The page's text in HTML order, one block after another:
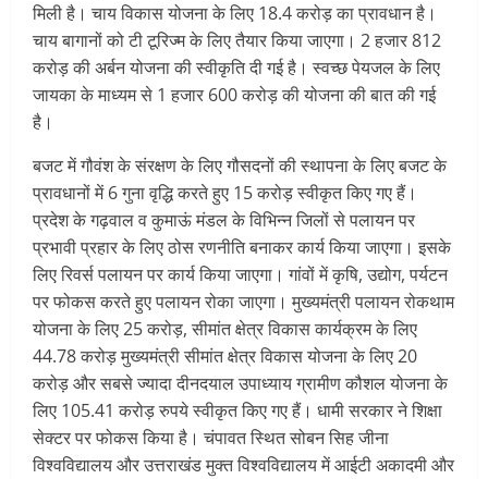
मिली है। चाय विकास योजना के लिए 18.4 करोड़ का प्रावधान है।
चाय बागानों को टी टूरिज्म के लिए तैयार किया जाएगा। 2 हजार 812
करोड़ की अर्बन योजना की स्वीकृति दी गई है। स्वच्छ पेयजल के लिए
जायका के माध्यम से 1 हजार 600 करोड़ की योजना की बात की गई
है।
बजट में गौवंश के संरक्षण के लिए गौसदनों की स्थापना के लिए बजट के
प्रावधानों में 6 गुना वृद्धि करते हुए 15 करोड़ स्वीकृत किए गए हैं।
प्रदेश के गढ़वाल व कुमाऊं मंडल के विभिन्न जिलों से पलायन पर
प्रभावी प्रहार के लिए ठोस रणनीति बनाकर कार्य किया जाएगा। इसके
लिए रिवर्स पलायन पर कार्य किया जाएगा। गांवों में कृषि, उद्योग, पर्यटन
पर फोकस करते हुए पलायन रोका जाएगा। मुख्यमंत्री पलायन रोकथाम
योजना के लिए 25 करोड़, सीमांत क्षेत्र विकास कार्यक्रम के लिए
44.78 करोड़ मुख्यमंत्री सीमांत क्षेत्र विकास योजना के लिए 20
करोड़ और सबसे ज्यादा दीनदयाल उपाध्याय ग्रामीण कौशल योजना के
लिए 105.41 करोड़ रुपये स्वीकृत किए गए हैं। धामी सरकार ने शिक्षा
सेक्टर पर फोकस किया है। चंपावत स्थित सोबन सिह जीना
विश्वविद्यालय और उत्तराखंड मुक्त विश्वविद्यालय में आईटी अकादमी और